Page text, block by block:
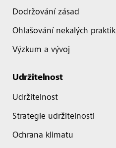
Dodržování zásad
Ohlašování nekalých praktik
Výzkum a vývoj
Udržitelnost
Udržitelnost
Strategie udržitelnosti
Ochrana klimatu